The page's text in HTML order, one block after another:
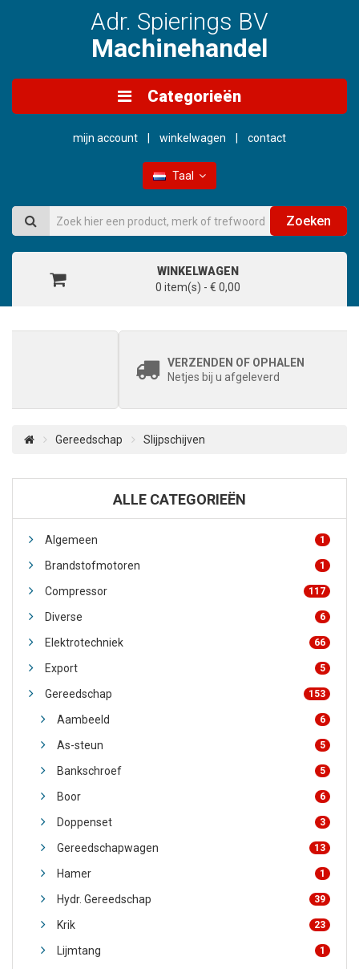
Adr. Spierings BV
Machinehandel
Categorieën
mijn account winkelwagen contact
Taal
Zoeken
WINKELWAGEN
0 item(s) - € 0,00
VERZENDEN OF OPHALEN
Netjes bij u afgeleverd
Gereedschap Slijpschijven
ALLE CATEGORIEËN
Algemeen 1
Brandstofmotoren 1
Compressor 117
Diverse 6
Elektrotechniek 66
Export 5
Gereedschap 153
Aambeeld 6
As-steun 5
Bankschroef 5
Boor 6
Doppenset 3
Gereedschapwagen 13
Hamer 1
Hydr. Gereedschap 39
Krik 23
Lijmtang 1